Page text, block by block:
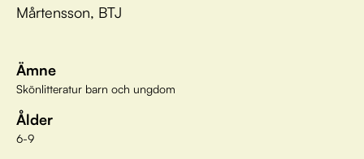
Mårtensson, BTJ
Ämne
Skönlitteratur barn och ungdom
Ålder
6-9